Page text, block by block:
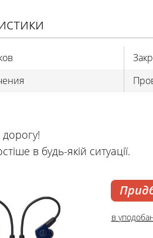
дорогу!
в будь-якій ситуації.
в